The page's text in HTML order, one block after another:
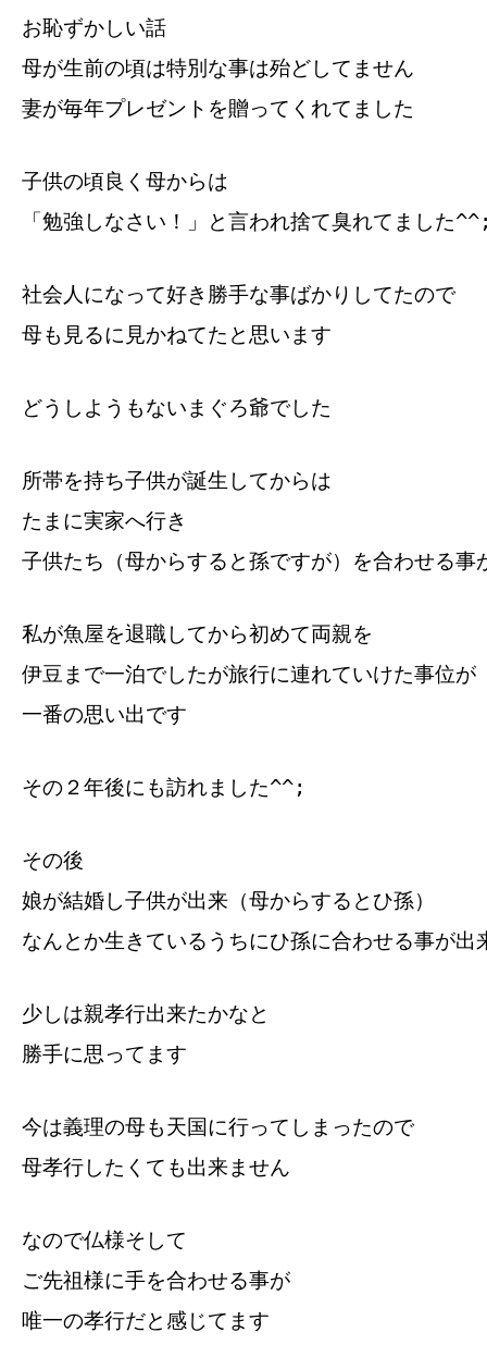
お恥ずかしい話
母が生前の頃は特別な事は殆どしてません
妻が毎年プレゼントを贈ってくれてました
子供の頃良く母からは
「勉強しなさい！」と言われ捨て臭れてました
社会人になって好き勝手な事ばかりしてたので
母も見るに見かねてたと思います
どうしようもないまぐろ爺でした
所帯を持ち子供が誕生してからは
たまに実家へ行き
子供たち（母からすると孫ですが）を合わせる事
私が魚屋を退職してから初めて両親を
伊豆まで一泊でしたが旅行に連れていけた事位が
一番の思い出です
その２年後にも訪れました^^;
その後
娘が結婚し子供が出来（母からするとひ孫）
なんとか生きているうちにひ孫に合わせる事が出
少しは親孝行出来たかなと
勝手に思ってます
今は義理の母も天国に行ってしまったので
母孝行したくても出来ません
なので仏様そして
ご先祖様に手を合わせる事が
唯一の孝行だと感じてます